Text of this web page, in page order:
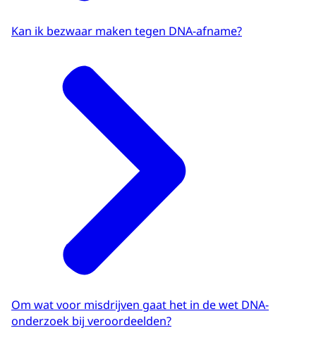
Kan ik bezwaar maken tegen DNA-afname?
Om wat voor misdrijven gaat het in de wet DNA-
onderzoek bij veroordeelden?